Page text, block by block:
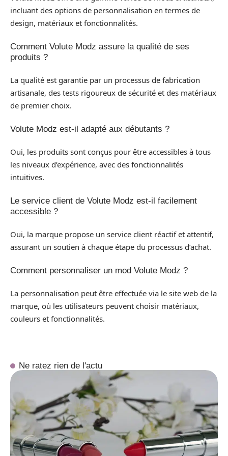
incluant des options de personnalisation en termes de
design, matériaux et fonctionnalités.
Comment Volute Modz assure la qualité de ses
produits ?
La qualité est garantie par un processus de fabrication
artisanale, des tests rigoureux de sécurité et des matériaux
de premier choix.
Volute Modz est-il adapté aux débutants ?
Oui, les produits sont conçus pour être accessibles à tous
les niveaux d’expérience, avec des fonctionnalités
intuitives.
Le service client de Volute Modz est-il facilement
accessible ?
Oui, la marque propose un service client réactif et attentif,
assurant un soutien à chaque étape du processus d’achat.
Comment personnaliser un mod Volute Modz ?
La personnalisation peut être effectuée via le site web de la
marque, où les utilisateurs peuvent choisir matériaux,
couleurs et fonctionnalités.
Ne ratez rien de l'actu